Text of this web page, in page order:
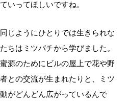
いってほしいですね。
じようにひとりでは生きられな
ちはミツバチから学びました。
源のためにビルの屋上で花や野
との交流が生まれたりと、ミツ
がどんどん広がっているんで